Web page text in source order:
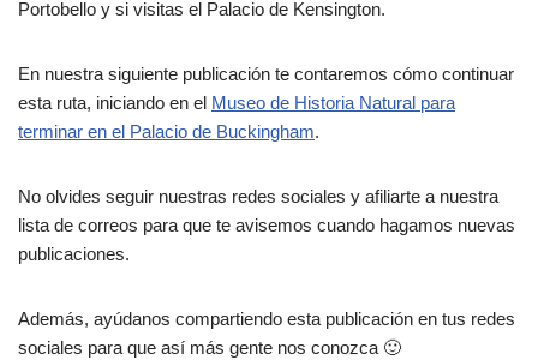
Portobello y si visitas el Palacio de Kensington.
En nuestra siguiente publicación te contaremos cómo continuar
esta ruta, iniciando en el Museo de Historia Natural para
terminar en el Palacio de Buckingham.
No olvides seguir nuestras redes sociales y afiliarte a nuestra
lista de correos para que te avisemos cuando hagamos nuevas
publicaciones.
Además, ayúdanos compartiendo esta publicación en tus redes
sociales para que así más gente nos conozca 🙂